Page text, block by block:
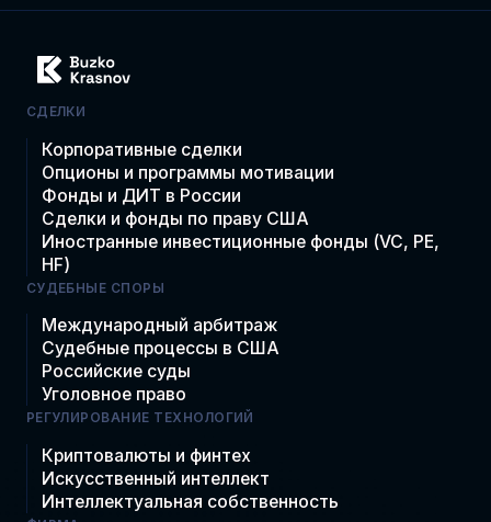
СДЕЛКИ
Корпоративные сделки
Опционы и программы мотивации
Фонды и ДИТ в России
Сделки и фонды по праву США
Иностранные инвестиционные фонды (VC, PE,
HF)
СУДЕБНЫЕ СПОРЫ
Международный арбитраж
Судебные процессы в США
Российские суды
Уголовное право
РЕГУЛИРОВАНИЕ ТЕХНОЛОГИЙ
Криптовалюты и финтех
Искусственный интеллект
Интеллектуальная собственность